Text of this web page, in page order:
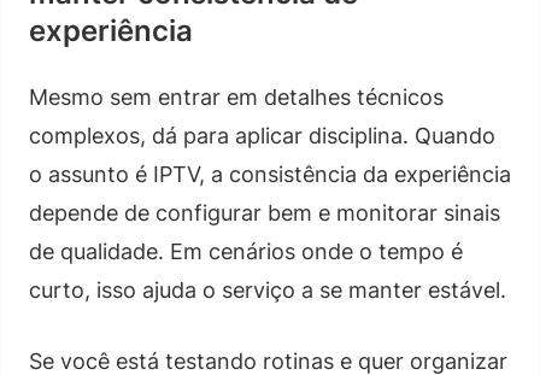
experiência
Mesmo sem entrar em detalhes técnicos
complexos, dá para aplicar disciplina. Quando
o assunto é IPTV, a consistência da experiência
depende de configurar bem e monitorar sinais
de qualidade. Em cenários onde o tempo é
curto, isso ajuda o serviço a se manter estável.
Se você está testando rotinas e quer organizar